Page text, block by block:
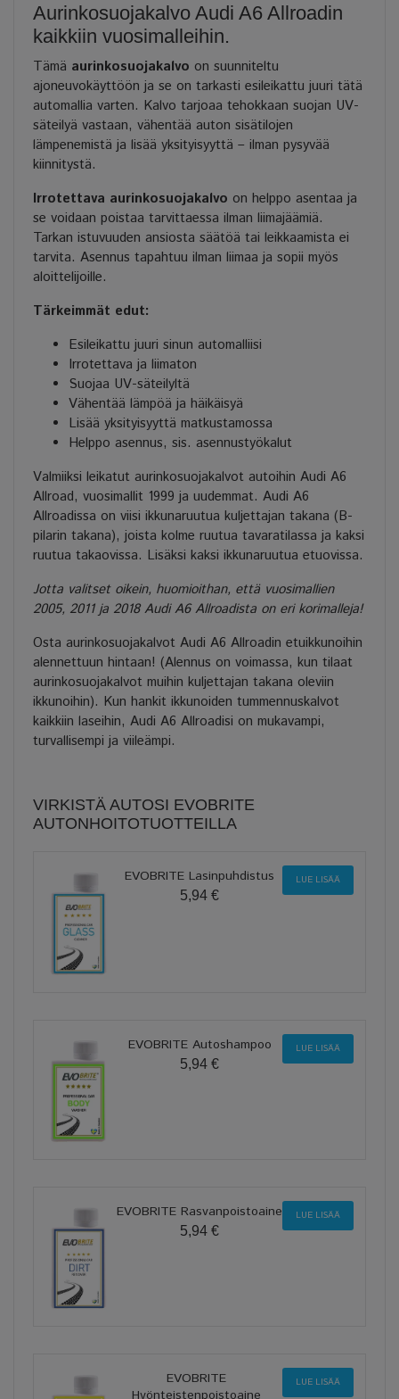
Aurinkosuojakalvo Audi A6 Allroadin
kaikkiin vuosimalleihin.
Tämä aurinkosuojakalvo on suunniteltu
ajoneuvokäyttöön ja se on tarkasti esileikattu juuri tätä
automallia varten. Kalvo tarjoaa tehokkaan suojan UV-
säteilyä vastaan, vähentää auton sisätilojen
lämpenemistä ja lisää yksityisyyttä – ilman pysyvää
kiinnitystä.
Irrotettava aurinkosuojakalvo on helppo asentaa ja
se voidaan poistaa tarvittaessa ilman liimajäämiä.
Tarkan istuvuuden ansiosta säätöä tai leikkaamista ei
tarvita. Asennus tapahtuu ilman liimaa ja sopii myös
aloittelijoille.
Tärkeimmät edut:
Esileikattu juuri sinun automalliisi
Irrotettava ja liimaton
Suojaa UV-säteilyltä
Vähentää lämpöä ja häikäisyä
Lisää yksityisyyttä matkustamossa
Helppo asennus, sis. asennustyökalut
Valmiiksi leikatut aurinkosuojakalvot autoihin Audi A6
Allroad, vuosimallit 1999 ja uudemmat. Audi A6
Allroadissa on viisi ikkunaruutua kuljettajan takana (B-
pilarin takana), joista kolme ruutua tavaratilassa ja kaksi
ruutua takaovissa. Lisäksi kaksi ikkunaruutua etuovissa.
Jotta valitset oikein, huomioithan, että vuosimallien
2005, 2011 ja 2018 Audi A6 Allroadista on eri korimalleja!
Osta aurinkosuojakalvot Audi A6 Allroadin etuikkunoihin
alennettuun hintaan! (Alennus on voimassa, kun tilaat
aurinkosuojakalvot muihin kuljettajan takana oleviin
ikkunoihin). Kun hankit ikkunoiden tummennuskalvot
kaikkiin laseihin, Audi A6 Allroadisi on mukavampi,
turvallisempi ja viileämpi.
VIRKISTÄ AUTOSI EVOBRITE
AUTONHOITOTUOTTEILLA
EVOBRITE Lasinpuhdistus
5,94 €
LUE LISÄÄ
EVOBRITE Autoshampoo
5,94 €
LUE LISÄÄ
EVOBRITE Rasvanpoistoaine
5,94 €
LUE LISÄÄ
EVOBRITE
Hyönteistenpoistoaine
LUE LISÄÄ